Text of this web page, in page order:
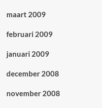
maart 2009
februari 2009
januari 2009
december 2008
november 2008